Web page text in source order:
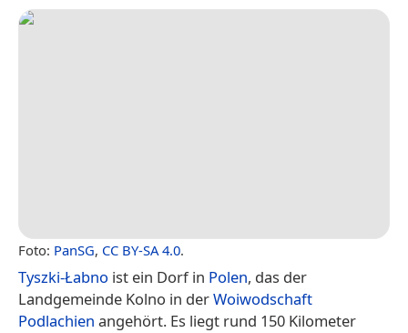
Foto: PanSG, CC BY-SA 4.0.
Tyszki-Łabno ist ein Dorf in Polen, das der
Landgemeinde Kolno in derWoiwodschaft
Podlachien angehört. Es liegt rund 150 Kilometer